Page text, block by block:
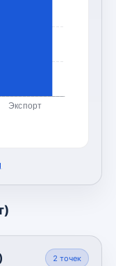
Экспорт
2 точек